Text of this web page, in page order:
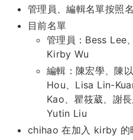
管理員、編輯名單按照
目前名單
管理員：Bess Lee
Kirby Wu
編輯：陳宏學、陳
Hou、Lisa Lin-
Kao、瞿筱葳、謝
Yutin Liu
chihao 在加入 kirby 的